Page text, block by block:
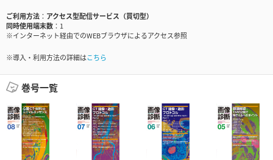
ご利用方法
アクセス型配信サービス（買切型）
同時使用端末数
1
※インターネット経由でのWEBブラウザによるアクセス参照
※導入・利用方法の詳細はこちら
巻号一覧